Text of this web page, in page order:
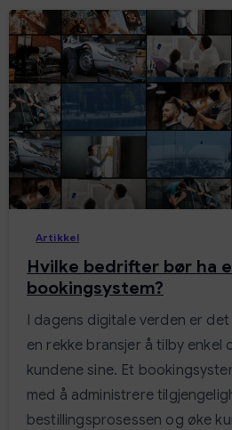
Artikkel
Hvilke bedrifter bør ha
bookingsystem?
I dagens digitale verden er
en rekke bransjer å tilby enkel
kundene sine. Et
med å administrere
bestillingsprosessen og øke